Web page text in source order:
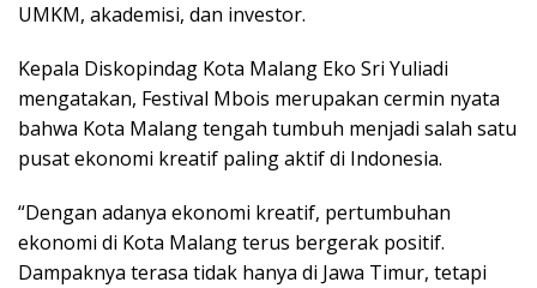
UMKM, akademisi, dan investor.
Kepala Diskopindag Kota Malang Eko Sri Yuliadi
mengatakan, Festival Mbois merupakan cermin nyata
bahwa Kota Malang tengah tumbuh menjadi salah satu
pusat ekonomi kreatif paling aktif di Indonesia.
“Dengan adanya ekonomi kreatif, pertumbuhan
ekonomi di Kota Malang terus bergerak positif.
Dampaknya terasa tidak hanya di Jawa Timur, tetapi